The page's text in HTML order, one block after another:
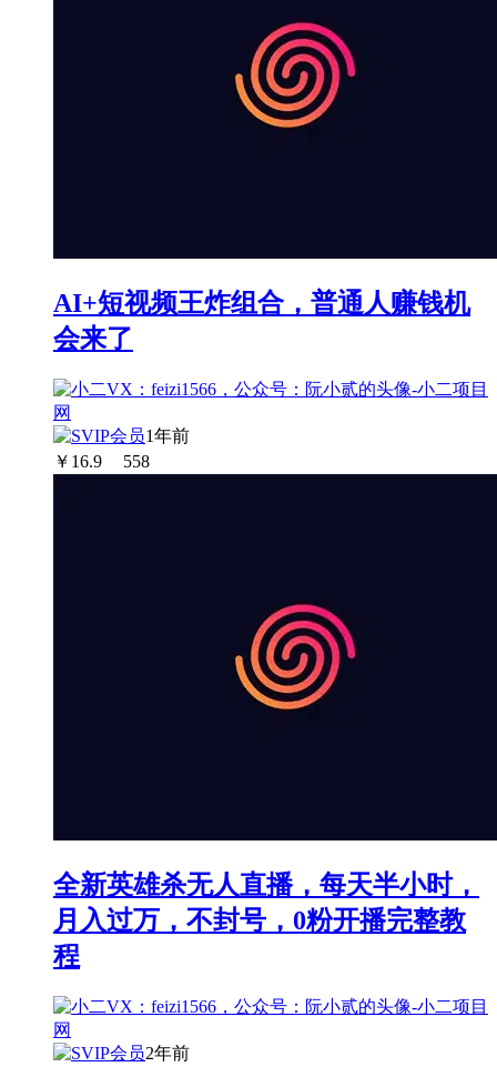
AI+短视频王炸组合，普通人赚钱机
会来了
1年前
￥ 16.9 558
全新英雄杀无人直播，每天半小时，
月入过万，不封号，0粉开播完整教
程
2年前